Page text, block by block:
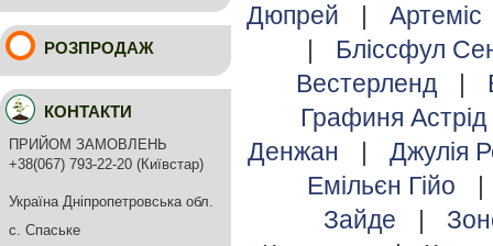
Дюпрей
|
Артеміс
|
Бліссфул
Вестерленд
|
Графиня
Денжан
|
Джулія
Емільєн Гійо
|
Зайде
|
РОЗПРОДАЖ
КОНТАКТИ
ПРИЙОМ ЗАМОВЛЕНЬ
+38(067) 793-22-20 (Київстар)
Україна Дніпропетровська обл.
с. Спаське